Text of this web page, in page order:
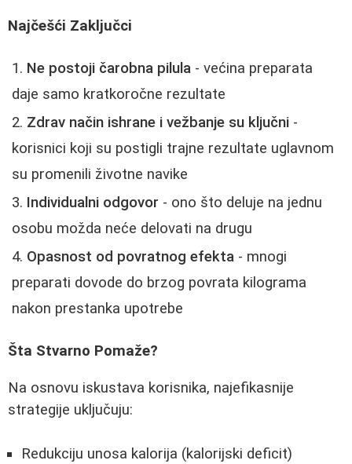
Najčešći Zaključci
Ne postoji čarobna pilula - većina preparata
daje samo kratkoročne rezultate
Zdrav način ishrane i vežbanje su ključni -
korisnici koji su postigli trajne rezultate uglavnom
su promenili životne navike
Individualni odgovor - ono što deluje na jednu
osobu možda neće delovati na drugu
Opasnost od povratnog efekta - mnogi
preparati dovode do brzog povrata kilograma
nakon prestanka upotrebe
Šta Stvarno Pomaže?
Na osnovu iskustava korisnika, najefikasnije
strategije uključuju:
Redukciju unosa kalorija (kalorijski deficit)